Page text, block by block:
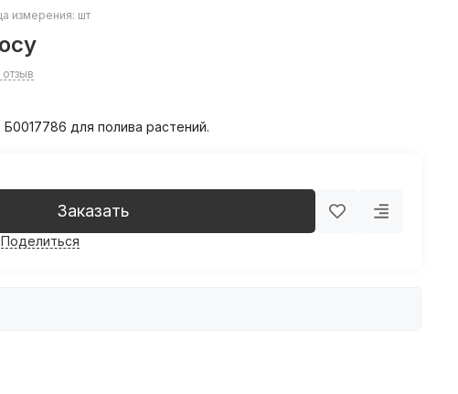
измерения: шт
Б0017786 для полива растений.
Заказать
Поделиться